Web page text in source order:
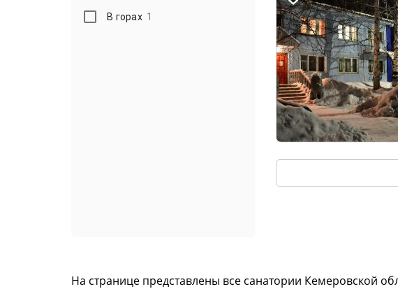
В горах 1
На странице представлены все санатории Кемеровской